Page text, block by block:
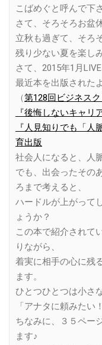
こばめぐと呼んで下
さて、そろそろお盆
立秋も過ぎて、そろ
残り少ない夏を楽し
さて、2015年1月
最近本を出版された
（第128回ビジネス
『後悔しないキャ
『人見知りでも「
育出版
社会人になると、人
でも、出会ったその
ろまで考えると、
ハードルが上がって
ょうか？
この本で紹介されて
りながら、
着実に相手の心に残
ます。
ひとつひとつは小さ
「アナタに頼みた
ちなみに、３５ペー
ます♪